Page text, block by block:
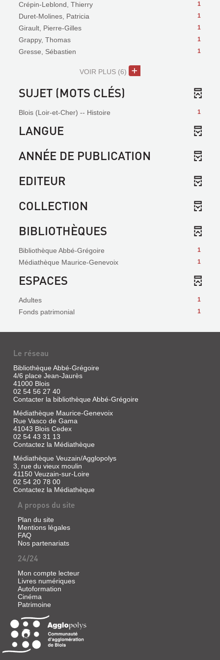
1
Crépin-Leblond, Thierry
1
Duret-Molines, Patricia
1
Girault, Pierre-Gilles
1
Grappy, Thomas
1
Gresse, Sébastien
VOIR PLUS (6)
SUJET (MOTS CLÉS)
1
Blois (Loir-et-Cher) -- Histoire
LANGUE
ANNÉE DE PUBLICATION
EDITEUR
COLLECTION
BIBLIOTHÈQUES
1
Bibliothèque Abbé-Grégoire
1
Médiathèque Maurice-Genevoix
ESPACES
1
Adultes
1
Fonds patrimonial
Le réseau
Bibliothèque Abbé-Grégoire
4/6 place Jean-Jaurès
41000 Blois
02 54 56 27 40
Contacter la bibliothèque Abbé-Grégoire
Médiathèque Maurice-Genevoix
Rue Vasco de Gama
41043 Blois Cedex
02 54 43 31 13
Contactez la Médiathèque
Médiathèque Veuzain/Agglopolys
3, rue du vieux moulin
41150 Veuzain-sur-Loire
02 54 20 78 00
Contactez la Médiathèque
A propos du site
Plan du site
Mentions légales
FAQ
Nos partenariats
24/24
Mon compte lecteur
Livres numériques
Autoformation
Cinéma
Patrimoine